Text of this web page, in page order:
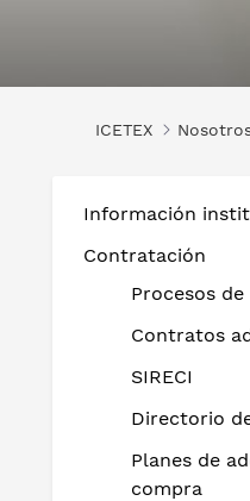
ICETEX
Información
Contratación
Procesos
Contratos
SIRECI
Directorio
Planes de
compra